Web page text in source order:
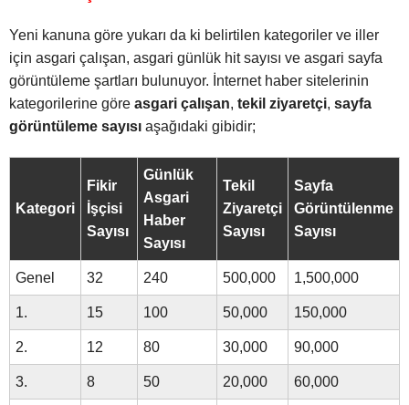
Yeni kanuna göre yukarı da ki belirtilen kategoriler ve iller
için asgari çalışan, asgari günlük hit sayısı ve asgari sayfa
görüntüleme şartları bulunuyor. İnternet haber sitelerinin
kategorilerine göre asgari çalışan, tekil ziyaretçi, sayfa
görüntüleme sayısı aşağıdaki gibidir;
Kategori
Fikir
İşçisi
Sayısı
Günlük
Asgari
Haber
Sayısı
Tekil
Ziyaretçi
Sayısı
Sayfa
Görüntülenme
Sayısı
Genel 32 240 500,000 1,500,000
1. 15 100 50,000 150,000
2. 12 80 30,000 90,000
3. 8 50 20,000 60,000